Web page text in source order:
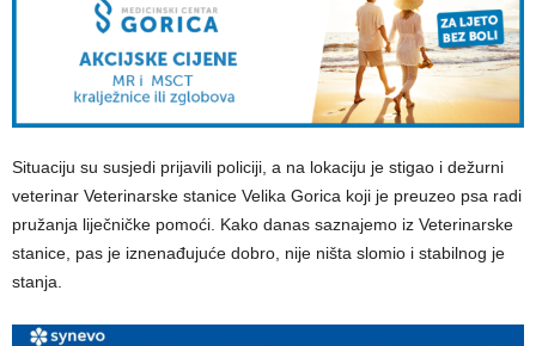
Situaciju su susjedi prijavili policiji, a na lokaciju je stigao i dežurni
veterinar Veterinarske stanice Velika Gorica koji je preuzeo psa radi
pružanja liječničke pomoći. Kako danas saznajemo iz Veterinarske
stanice, pas je iznenađujuće dobro, nije ništa slomio i stabilnog je
stanja.